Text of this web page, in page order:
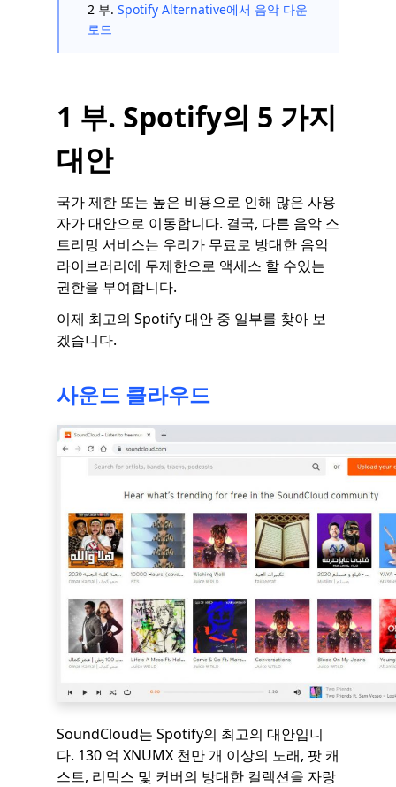
2 부. Spotify Alternative에서 음악 다운
로드
1 부. Spotify의 5 가지
대안
국가 제한 또는 높은 비용으로 인해 많은 사용
자가 대안으로 이동합니다. 결국, 다른 음악 스
트리밍 서비스는 우리가 무료로 방대한 음악
라이브러리에 무제한으로 액세스 할 수있는
권한을 부여합니다.
이제 최고의 Spotify 대안 중 일부를 찾아 보
겠습니다.
사운드 클라우드
SoundCloud는 Spotify의 최고의 대안입니
다. 130 억 XNUMX 천만 개 이상의 노래, 팟 캐
스트, 리믹스 및 커버의 방대한 컬렉션을 자랑